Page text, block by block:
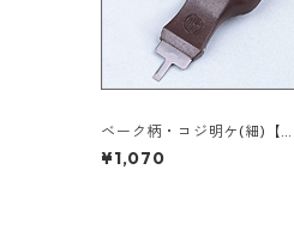
ベーク柄・コジ明ケ(細)【A
RT49320】
¥1,070